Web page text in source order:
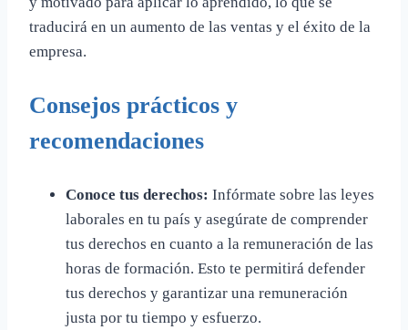
traducirá en un aumento de las ventas y el éxito de la
empresa.
Consejos prácticos y
recomendaciones
Conoce tus derechos: Infórmate sobre las leyes
laborales en tu país y asegúrate de comprender
tus derechos en cuanto a la remuneración de las
horas de formación. Esto te permitirá defender
tus derechos y garantizar una remuneración
justa por tu tiempo y esfuerzo.